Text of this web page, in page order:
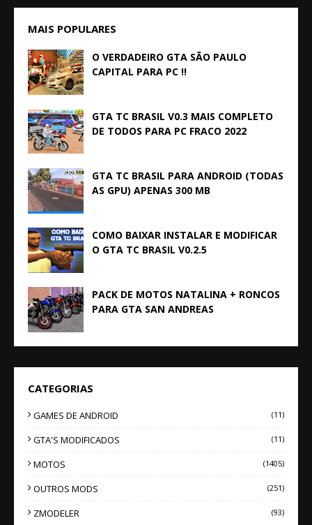
MAIS POPULARES
O VERDADEIRO GTA SÃO PAULO
CAPITAL PARA PC !!
GTA TC BRASIL V0.3 MAIS COMPLETO
DE TODOS PARA PC FRACO 2022
GTA TC BRASIL PARA ANDROID (TODAS
AS GPU) APENAS 300 MB
COMO BAIXAR INSTALAR E MODIFICAR
O GTA TC BRASIL V0.2.5
PACK DE MOTOS NATALINA + RONCOS
PARA GTA SAN ANDREAS
CATEGORIAS
GAMES DE ANDROID (11)
GTA'S MODIFICADOS (11)
MOTOS (1405)
OUTROS MODS (251)
ZMODELER (93)